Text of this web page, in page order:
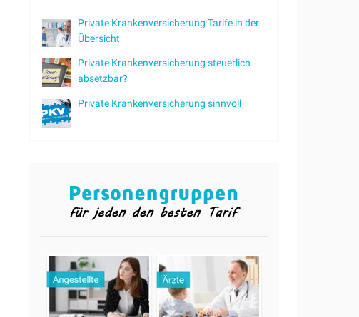
Private Krankenversicherung Tarife in der
Übersicht
Private Krankenversicherung steuerlich
absetzbar?
Private Krankenversicherung sinnvoll